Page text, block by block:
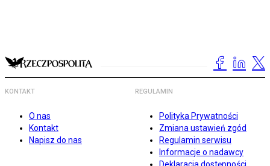
KONTAKT
O nas
Kontakt
Napisz do nas
REGULAMIN
Polityka Prywatności
Zmiana ustawień zgód
Regulamin serwisu
Informacje o nadawcy